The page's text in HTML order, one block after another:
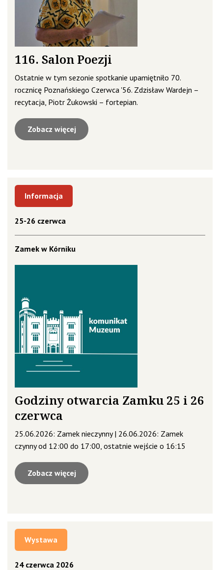
116. Salon Poezji
Ostatnie w tym sezonie spotkanie upamiętniło 70.
rocznicę Poznańskiego Czerwca '56. Zdzisław Wardejn –
recytacja, Piotr Żukowski – fortepian.
Zobacz więcej
Informacja
25-26 czerwca
Zamek w Kórniku
Godziny otwarcia Zamku 25 i 26
czerwca
25.06.2026: Zamek nieczynny | 26.06.2026: Zamek
czynny od 12:00 do 17:00, ostatnie wejście o 16:15
Zobacz więcej
Wystawa
24 czerwca 2026